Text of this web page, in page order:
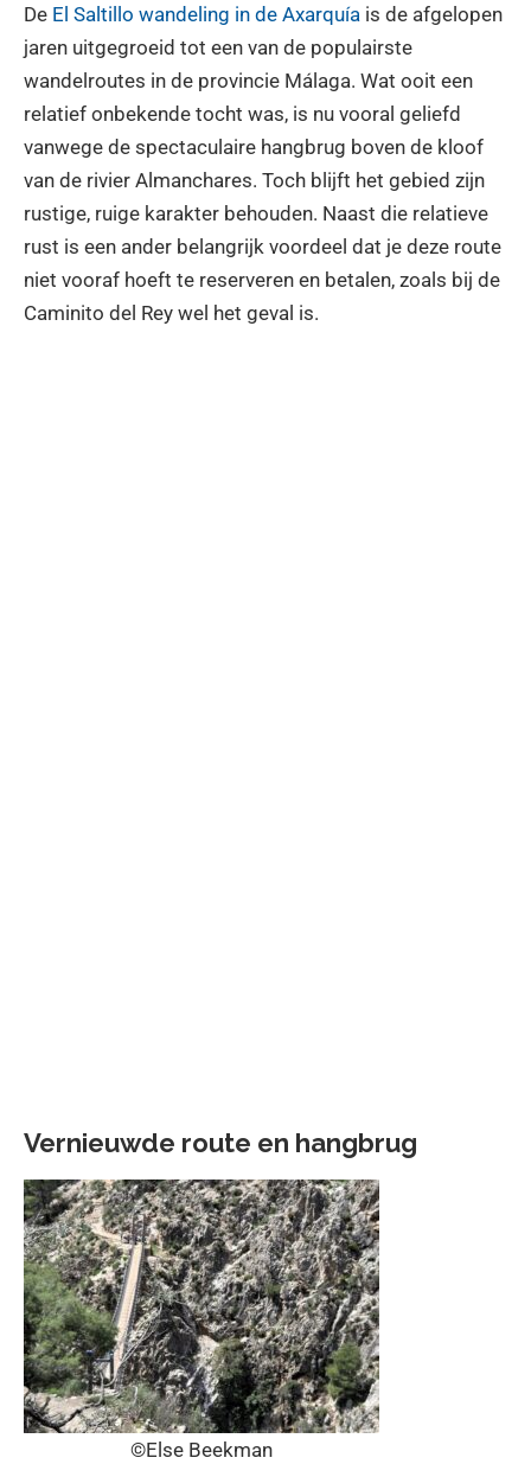
De El Saltillo wandeling in de Axarquía is de afgelopen
jaren uitgegroeid tot een van de populairste
wandelroutes in de provincie Málaga. Wat ooit een
relatief onbekende tocht was, is nu vooral geliefd
vanwege de spectaculaire hangbrug boven de kloof
van de rivier Almanchares. Toch blijft het gebied zijn
rustige, ruige karakter behouden. Naast die relatieve
rust is een ander belangrijk voordeel dat je deze route
niet vooraf hoeft te reserveren en betalen, zoals bij de
Caminito del Rey wel het geval is.
Vernieuwde route en hangbrug
©Else Beekman